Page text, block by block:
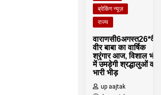
ब्रेकिंग न्यूज़
राज्य
वाराणसी6अगस्त26*दैत्रा
वीर बाबा का वार्षिक
श्रृंगार आज, विशाल भंडारे
में उमड़ेगी श्रद्धालुओं की
भारी भीड़
up aajtak